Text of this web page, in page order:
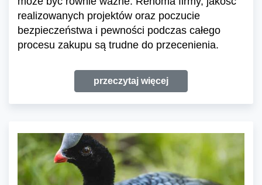
realizowanych projektów oraz poczucie
bezpieczeństwa i pewności podczas całego
procesu zakupu są trudne do przecenienia.
przeczytaj więcej